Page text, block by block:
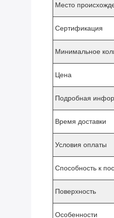
Место
Сертификация
Минимальное
Цена
Подробная
Время доставки
Условия оплаты
Способность к
Поверхность
Особенности